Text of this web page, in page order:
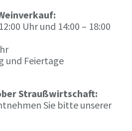
Uhr und 14:00 – 18:00
und Feiertage
Straußwirtschaft:
Sie bitte unserer